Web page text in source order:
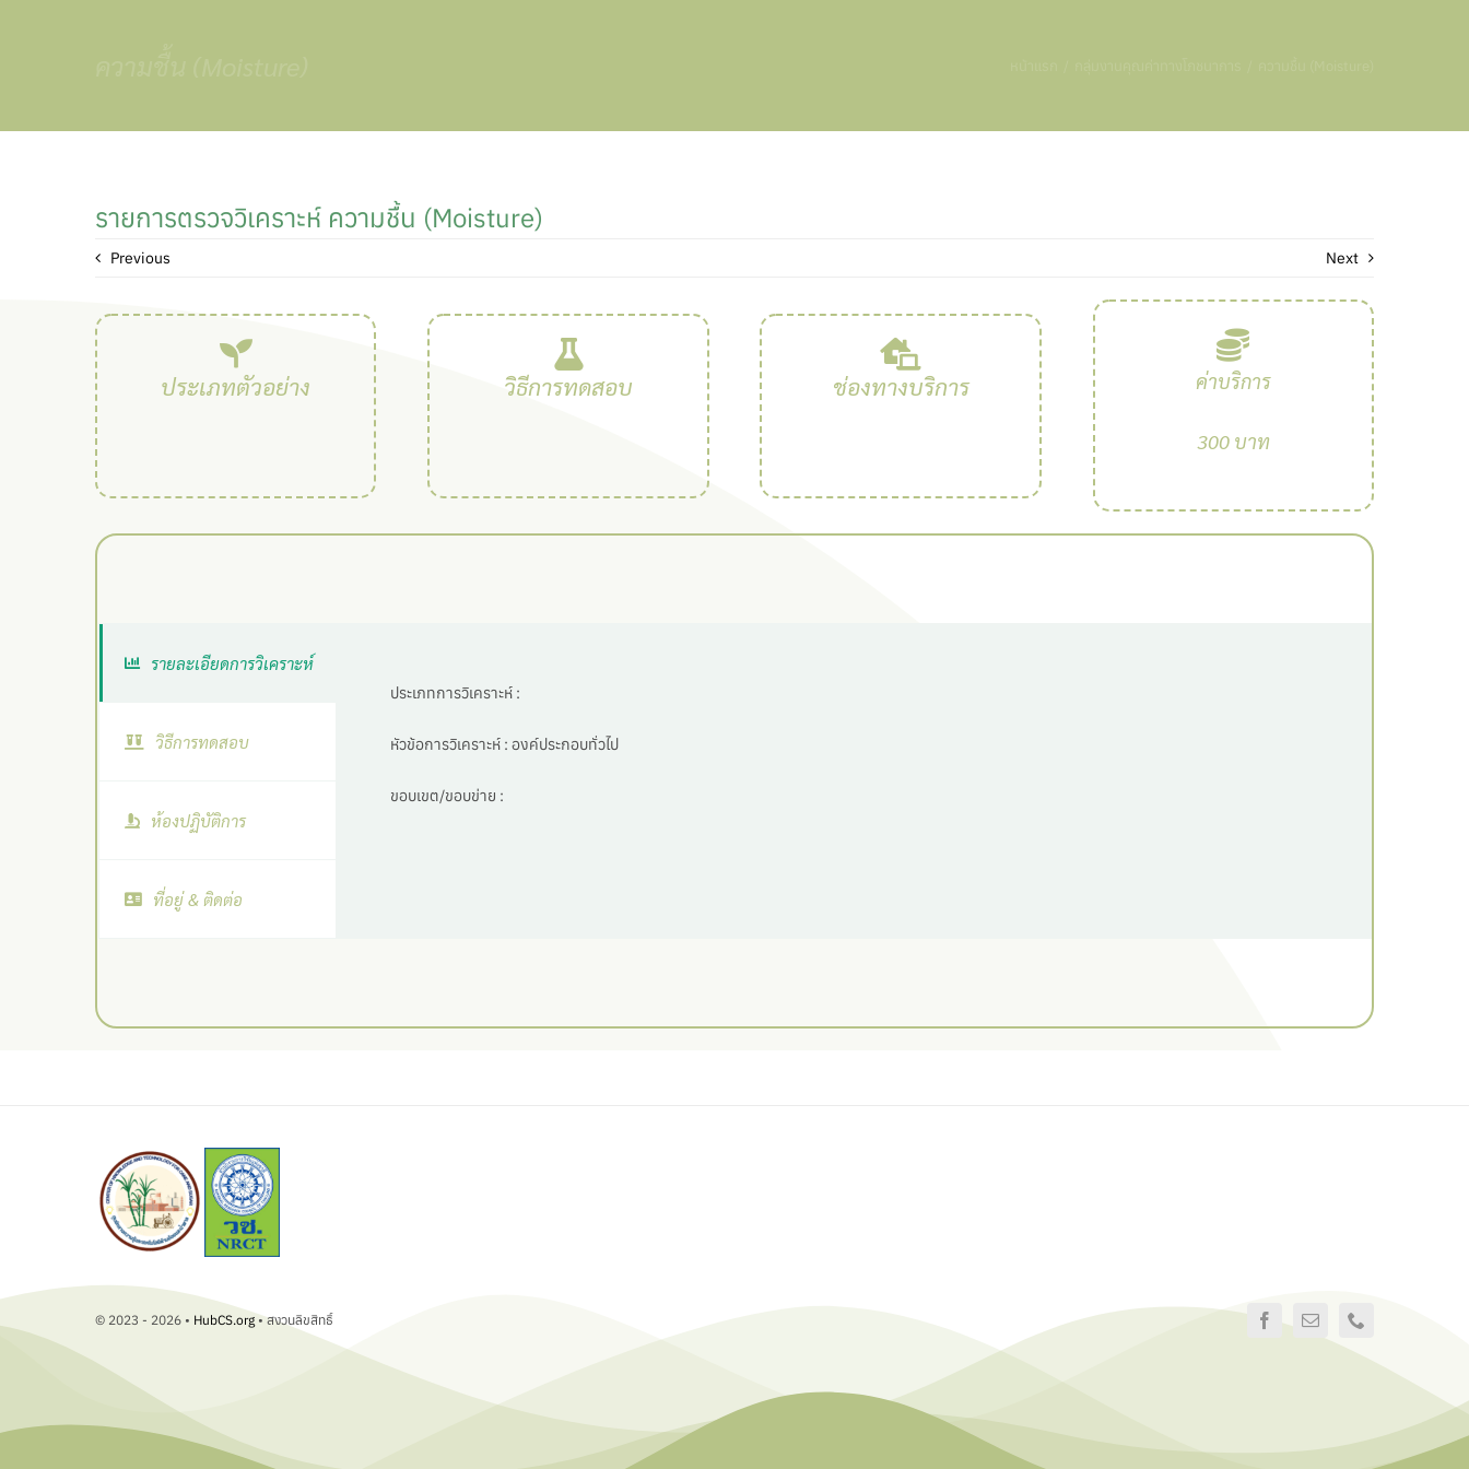
รายการตรวจวิเคราะห์ ความชื้น (Moisture)
Previous Next
ประเภทตัวอย่าง วิธีการทดสอบ ช่องทางบริการ ค่าบริการ
300 บาท
รายละเอียดการวิเคราะห์
วิธีการทดสอบ
ห้องปฏิบัติการ
ที่อยู่ & ติดต่อ
ประเภทการวิเคราะห์ :
หัวข้อการวิเคราะห์ : องค์ประกอบทั่วไป
ขอบเขต/ขอบข่าย :
© 2023 - 2026 • HubCS.org• สงวนลิขสิทธิ์